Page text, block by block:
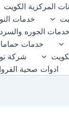
المركزية الكويت
خدمات
خدمات الجوره
خدمات
شركة
ادوات صحية